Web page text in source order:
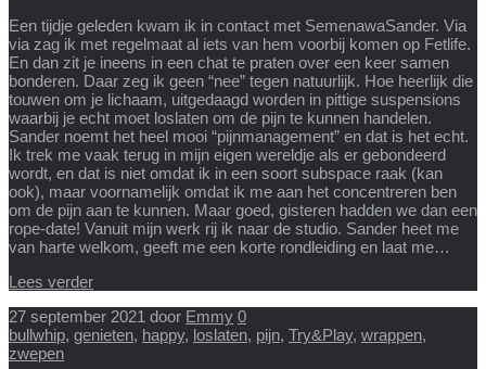
Een tijdje geleden kwam ik in contact met SemenawaSander. Via
via zag ik met regelmaat al iets van hem voorbij komen op Fetlife.
En dan zit je ineens in een chat te praten over een keer samen
bonderen. Daar zeg ik geen “nee” tegen natuurlijk. Hoe heerlijk die
touwen om je lichaam, uitgedaagd worden in pittige suspensions
waarbij je echt moet loslaten om de pijn te kunnen handelen.
Sander noemt het heel mooi “pijnmanagement” en dat is het echt.
Ik trek me vaak terug in mijn eigen wereldje als er gebondeerd
wordt, en dat is niet omdat ik in een soort subspace raak (kan
ook), maar voornamelijk omdat ik me aan het concentreren ben
om de pijn aan te kunnen. Maar goed, gisteren hadden we dan een
rope-date! Vanuit mijn werk rij ik naar de studio. Sander heet me
van harte welkom, geeft me een korte rondleiding en laat me…
Lees verder
27 september 2021 door Emmy 0
bullwhip, genieten, happy, loslaten, pijn, Try&Play, wrappen,
zwepen